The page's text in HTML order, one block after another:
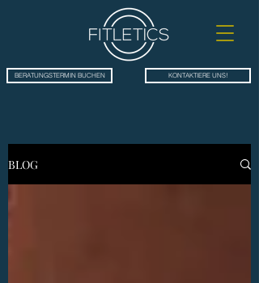
BERATUNGSTERMIN BUCHEN KONTAKTIERE UNS!
BLOG